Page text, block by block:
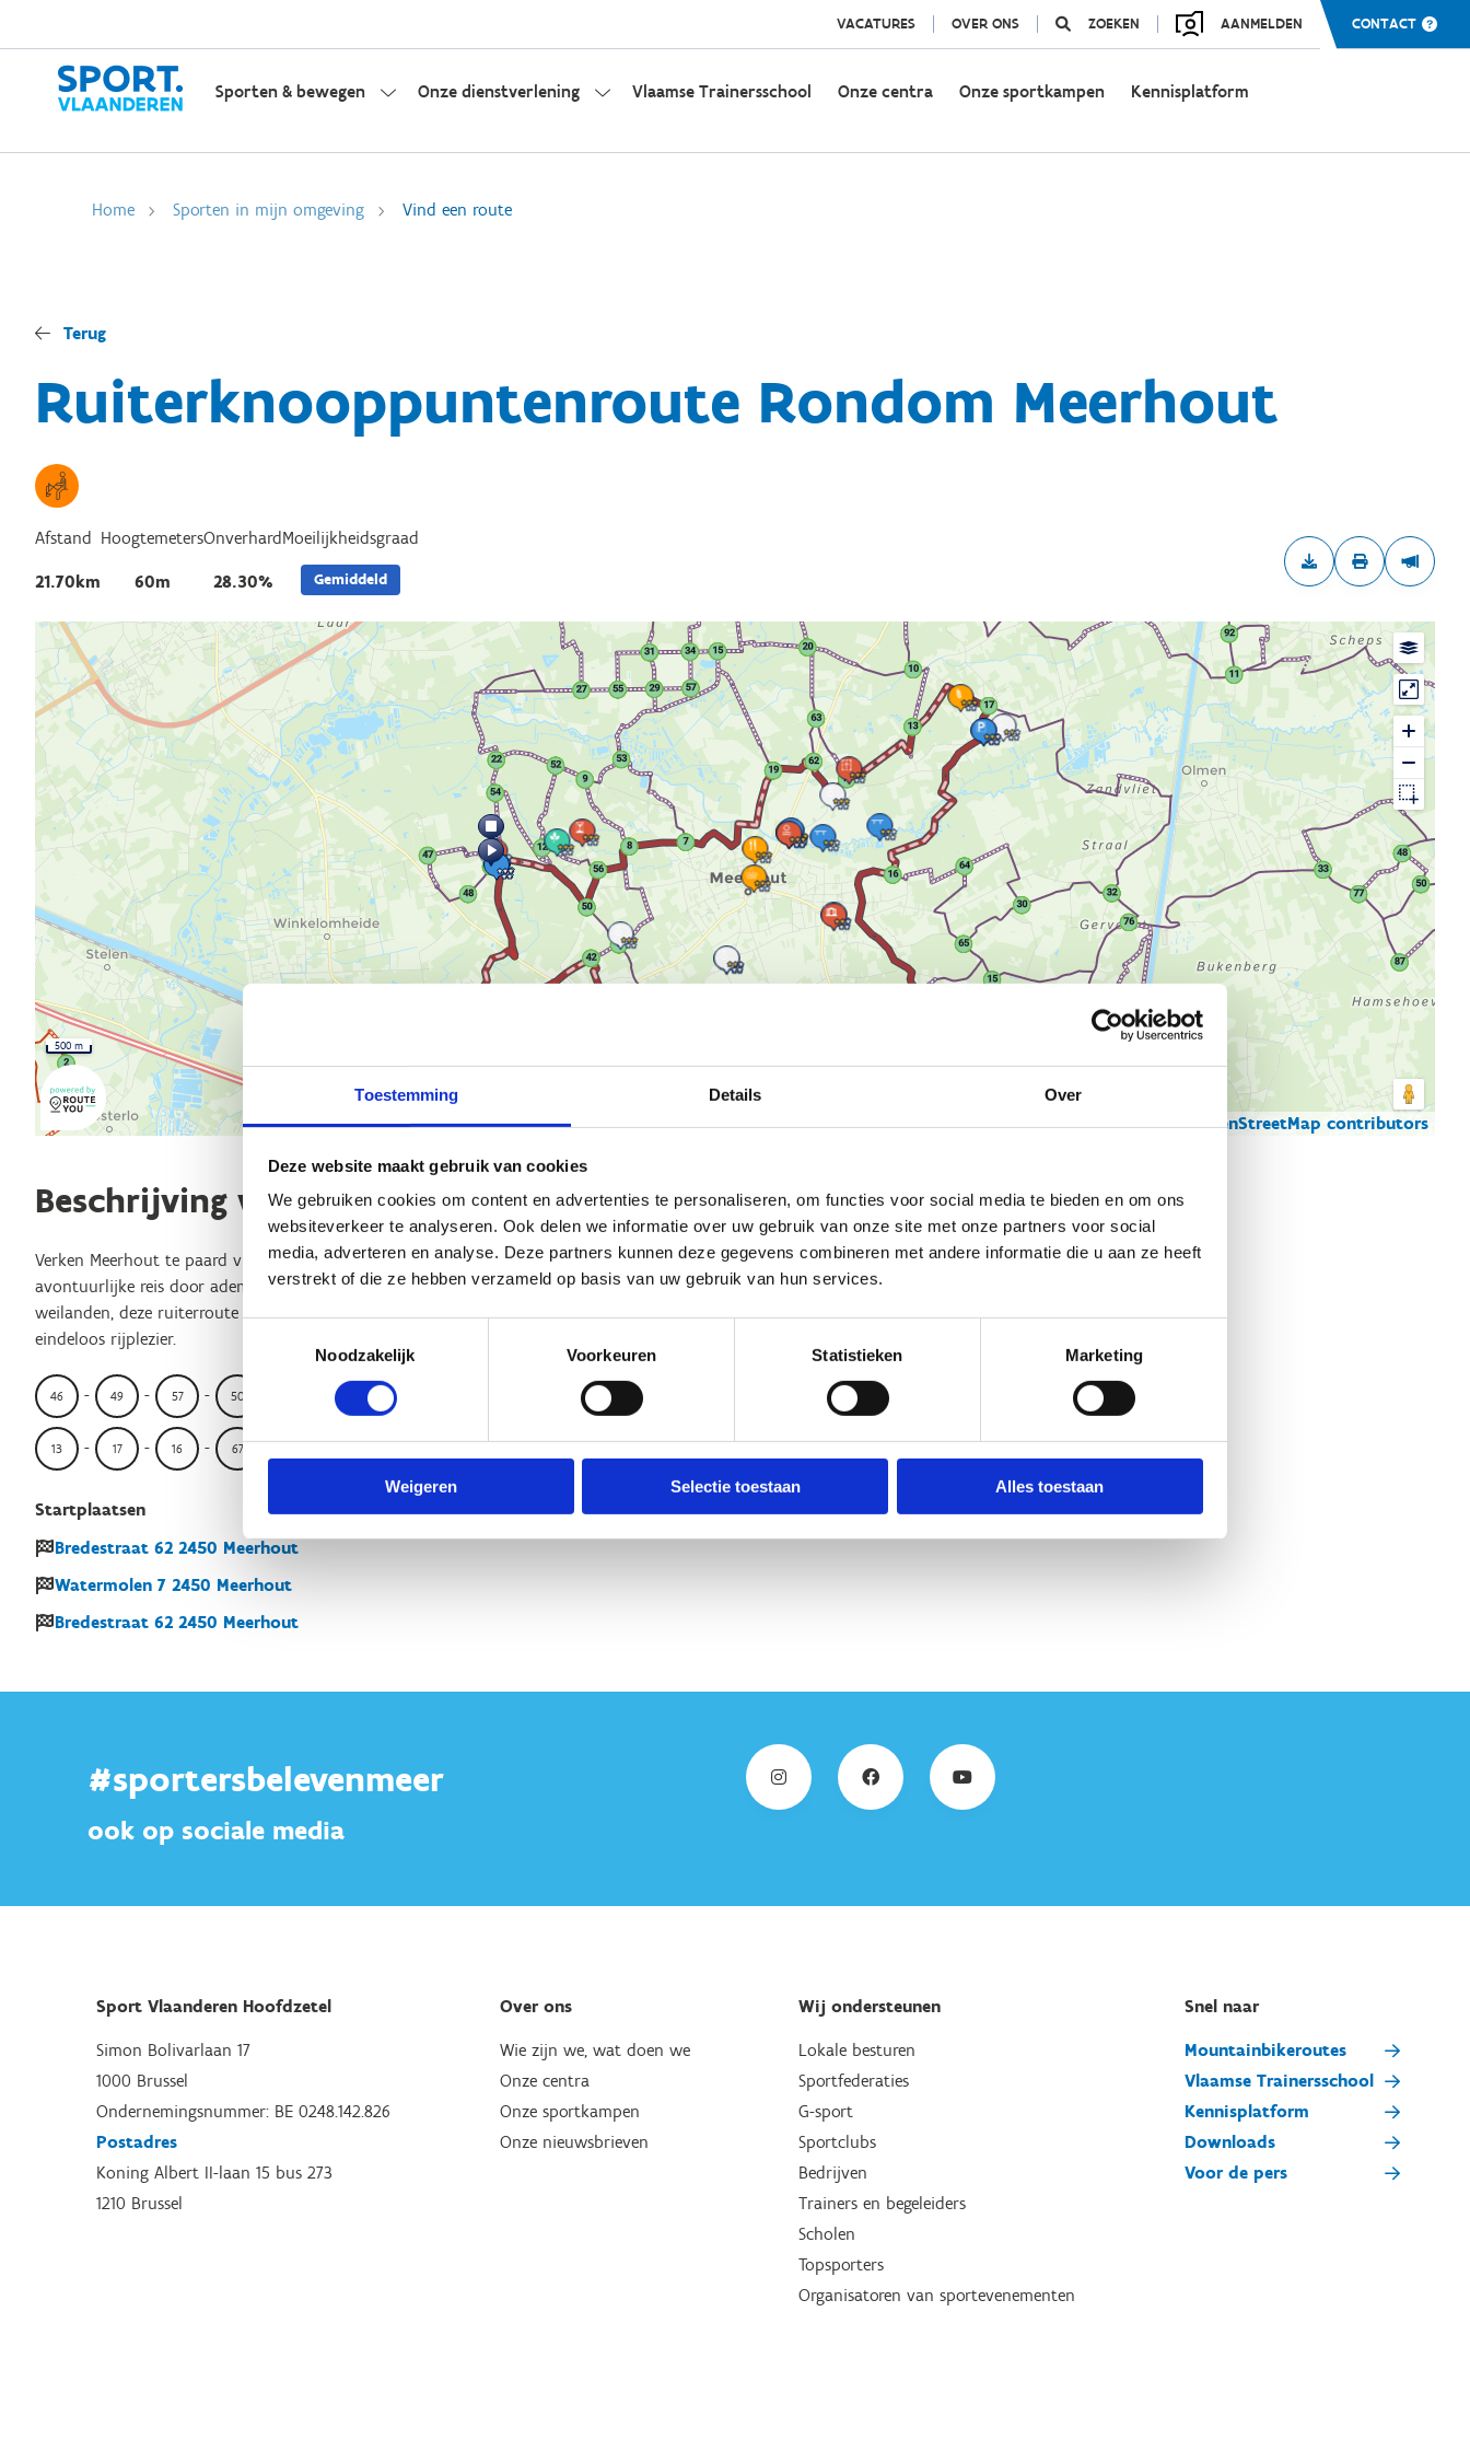
Toestemming Details Over
Deze website maakt gebruik van cookies
We gebruiken cookies om content en advertenties te personaliseren, om functies voor social media te bieden en om ons
websiteverkeer te analyseren. Ook delen we informatie over uw gebruik van onze site met onze partners voor social
media, adverteren en analyse. Deze partners kunnen deze gegevens combineren met andere informatie die u aan ze heeft
verstrekt of die ze hebben verzameld op basis van uw gebruik van hun services.
Noodzakelijk
Voorkeuren Statistieken Marketing
Weigeren Selectie toestaan Alles toestaan
VACATURES OVER ONS ZOEKEN AANMELDEN CONTACT
Sporten & bewegen Onze dienstverlening Vlaamse Trainersschool Onze centra Onze sportkampen Kennisplatform
Home Sporten in mijn omgeving Vind een route
Terug
Ruiterknooppuntenroute Rondom Meerhout
Afstand
21.70km
Hoogtemeters
60m
Onverhard
28.30%
Moeilijkheidsgraad
Gemiddeld
Kaartgegevens© Thunderforest© OpenStreetMap contributors
500 m
Beschrijving van de route
Verken Meerhout te paard via het knooppuntennetwerk en laat je meevoeren op een
avontuurlijke reis door adembenemende landschappen. Van dichte bossen tot glooiende
weilanden, deze ruiterroute biedt een perfecte balans tussen natuurlijke schoonheid en
eindeloos rijplezier.
46 - 49 - 57 - 50 - -
13 - 17 - 16 - 67 - - - - - - -
Startplaatsen
Bredestraat 62 2450 Meerhout
Watermolen 7 2450 Meerhout
Bredestraat 62 2450 Meerhout
#sportersbelevenmeer
ook op sociale media
Sport Vlaanderen Hoofdzetel
Simon Bolivarlaan 17
1000 Brussel
Ondernemingsnummer: BE 0248.142.826
Postadres
Koning Albert II-laan 15 bus 273
1210 Brussel
Over ons
Wie zijn we, wat doen we
Onze centra
Onze sportkampen
Onze nieuwsbrieven
Wij ondersteunen
Lokale besturen
Sportfederaties
G-sport
Sportclubs
Bedrijven
Trainers en begeleiders
Scholen
Topsporters
Organisatoren van sportevenementen
Snel naar
Mountainbikeroutes
Vlaamse Trainersschool
Kennisplatform
Downloads
Voor de pers